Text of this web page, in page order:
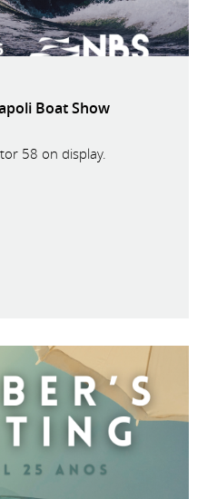
Boat Show
58 on display.